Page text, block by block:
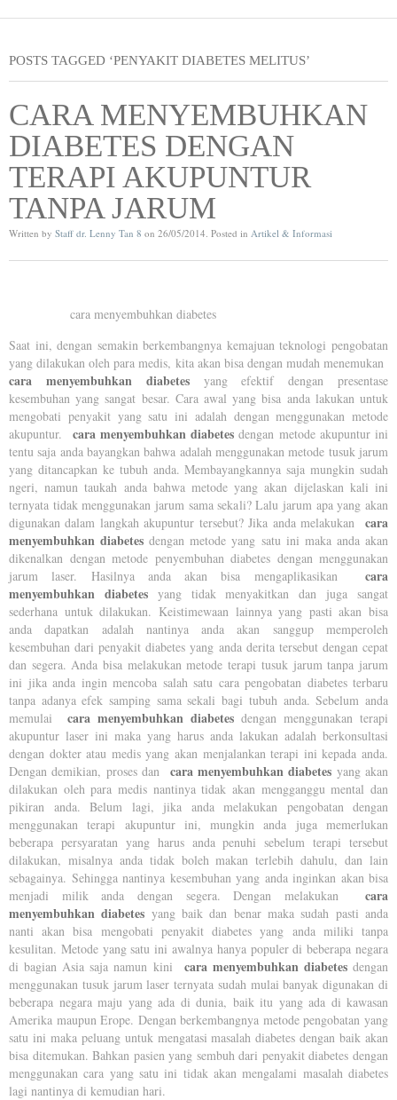
POSTS TAGGED ‘PENYAKIT DIABETES MELITUS’
CARA MENYEMBUHKAN
DIABETES DENGAN
TERAPI AKUPUNTUR
TANPA JARUM
Written by Staff dr. Lenny Tan 8 on 26/05/2014. Posted in Artikel & Informasi
cara menyembuhkan diabetes
Saat ini, dengan semakin berkembangnya kemajuan teknologi pengobatan
yang dilakukan oleh para medis, kita akan bisa dengan mudah menemukan
cara menyembuhkan diabetesyang efektif dengan presentase
kesembuhan yang sangat besar. Cara awal yang bisa anda lakukan untuk
mengobati penyakit yang satu ini adalah dengan menggunakan metode
akupuntur. cara menyembuhkan diabetes dengan metode akupuntur ini
tentu saja anda bayangkan bahwa adalah menggunakan metode tusuk jarum
yang ditancapkan ke tubuh anda. Membayangkannya saja mungkin sudah
ngeri, namun taukah anda bahwa metode yang akan dijelaskan kali ini
ternyata tidak menggunakan jarum sama sekali? Lalu jarum apa yang akan
digunakan dalam langkah akupuntur tersebut? Jika anda melakukan cara
menyembuhkan diabetes dengan metode yang satu ini maka anda akan
dikenalkan dengan metode penyembuhan diabetes dengan menggunakan
jarum laser. Hasilnya anda akan bisa mengaplikasikan cara
menyembuhkan diabetesyang tidak menyakitkan dan juga sangat
sederhana untuk dilakukan. Keistimewaan lainnya yang pasti akan bisa
anda dapatkan adalah nantinya anda akan sanggup memperoleh
kesembuhan dari penyakit diabetes yang anda derita tersebut dengan cepat
dan segera. Anda bisa melakukan metode terapi tusuk jarum tanpa jarum
ini jika anda ingin mencoba salah satu cara pengobatan diabetes terbaru
tanpa adanya efek samping sama sekali bagi tubuh anda. Sebelum anda
memulai cara menyembuhkan diabetes dengan menggunakan terapi
akupuntur laser ini maka yang harus anda lakukan adalah berkonsultasi
dengan dokter atau medis yang akan menjalankan terapi ini kepada anda.
Dengan demikian, proses dan cara menyembuhkan diabetes yang akan
dilakukan oleh para medis nantinya tidak akan mengganggu mental dan
pikiran anda. Belum lagi, jika anda melakukan pengobatan dengan
menggunakan terapi akupuntur ini, mungkin anda juga memerlukan
beberapa persyaratan yang harus anda penuhi sebelum terapi tersebut
dilakukan, misalnya anda tidak boleh makan terlebih dahulu, dan lain
sebagainya. Sehingga nantinya kesembuhan yang anda inginkan akan bisa
menjadi milik anda dengan segera. Dengan melakukan cara
menyembuhkan diabetes yang baik dan benar maka sudah pasti anda
nanti akan bisa mengobati penyakit diabetes yang anda miliki tanpa
kesulitan. Metode yang satu ini awalnya hanya populer di beberapa negara
di bagian Asia saja namun kini cara menyembuhkan diabetesdengan
menggunakan tusuk jarum laser ternyata sudah mulai banyak digunakan di
beberapa negara maju yang ada di dunia, baik itu yang ada di kawasan
Amerika maupun Erope. Dengan berkembangnya metode pengobatan yang
satu ini maka peluang untuk mengatasi masalah diabetes dengan baik akan
bisa ditemukan. Bahkan pasien yang sembuh dari penyakit diabetes dengan
menggunakan cara yang satu ini tidak akan mengalami masalah diabetes
lagi nantinya di kemudian hari.